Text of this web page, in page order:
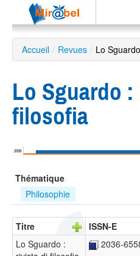
Le réseau
Soutien
Listes
Recherche
EN
ES
?
Accueil / Revues / Lo
Lo Sguardo
filosofia
2008
Thématique
Philosophie
Titre ISSN-E
Lo Sguardo :
2036-